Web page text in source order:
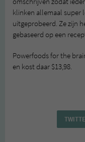
klinken allemaal super
uitgeprobeerd. Ze zijn
gebaseerd op een
Powerfoods for the
en kost daar $13,98.